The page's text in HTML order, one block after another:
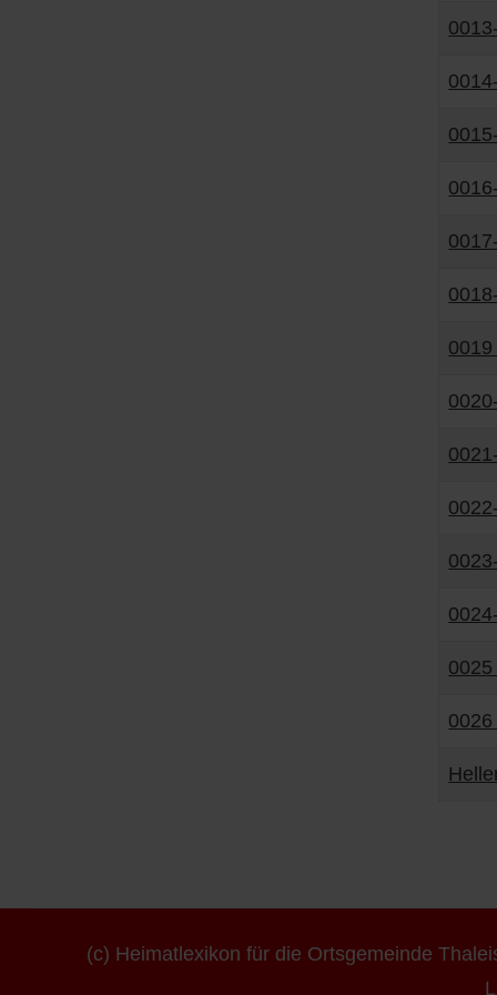
(c) Heimatlexikon für die Ortsgemeinde